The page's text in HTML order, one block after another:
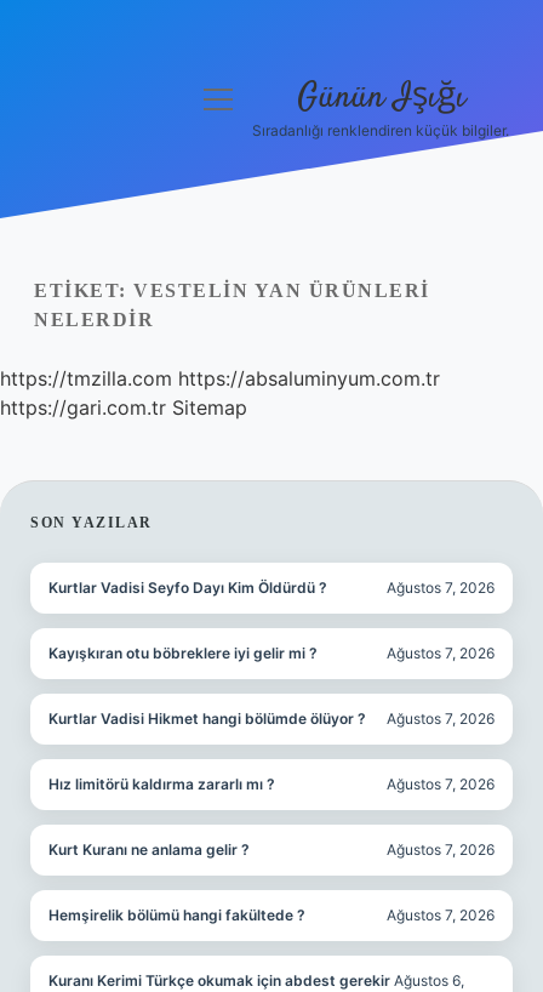
Yasal Uyarı
menüyü
Günün Işığı
Sıradanlığı renklendiren küçük bilgiler.
ETIKET: VESTELIN YAN ÜRÜNLERI
NELERDIR
https://tmzilla.com https://absaluminyum.com.tr
https://gari.com.tr Sitemap
SIDEBAR
SON YAZILAR
Kurtlar Vadisi Seyfo Dayı Kim Öldürdü ? Ağustos 7, 2026
Kayışkıran otu böbreklere iyi gelir mi ? Ağustos 7, 2026
Kurtlar Vadisi Hikmet hangi bölümde ölüyor ? Ağustos 7, 2026
Hız limitörü kaldırma zararlı mı ? Ağustos 7, 2026
Kurt Kuranı ne anlama gelir ? Ağustos 7, 2026
Hemşirelik bölümü hangi fakültede ? Ağustos 7, 2026
Kuranı Kerimi Türkçe okumak için abdest gerekir Ağustos 6,